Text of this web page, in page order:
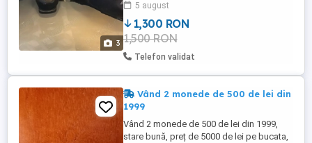
3
5 august
1,300 RON
1,500 RON
Telefon validat
Vând 2 monede de 500 de lei din
1999
Vând 2 monede de 500 de lei din 1999,
stare bună, preț de 5000 de lei pe bucata,